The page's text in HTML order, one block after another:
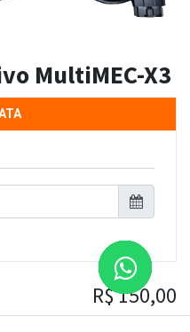
MultiMEC-X3
R$150,00